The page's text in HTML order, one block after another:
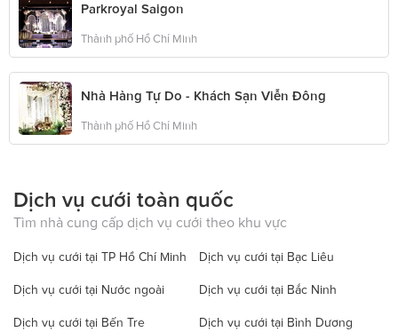
Parkroyal Saigon
Thành phố Hồ Chí Minh
Nhà Hàng Tự Do - Khách Sạn Viễn Đông
Thành phố Hồ Chí Minh
Dịch vụ cưới toàn quốc
Tìm nhà cung cấp dịch vụ cưới theo khu vực
Dịch vụ cưới tại TP Hồ Chí Minh Dịch vụ cưới tại Bạc Liêu
Dịch vụ cưới tại Nước ngoài Dịch vụ cưới tại Bắc Ninh
Dịch vụ cưới tại Bến Tre Dịch vụ cưới tại Bình Dương